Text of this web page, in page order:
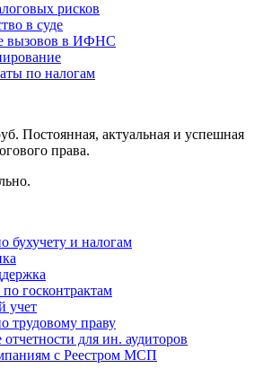
рисков
в суде
вызовов в ИФНС
по налогам
Постоянная, актуальная и успешная
права.
бухучету и налогам
госконтрактам
учет
трудовому праву
для ин. аудиторов
с Реестром МСП